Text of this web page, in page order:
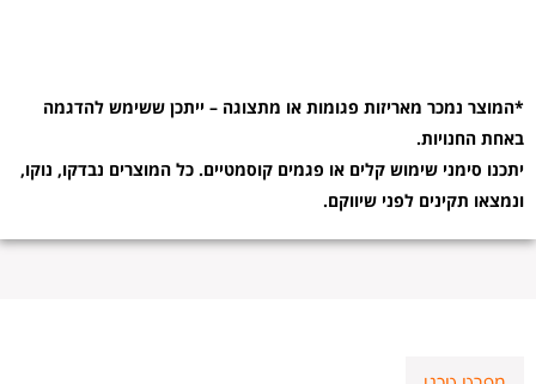
*המוצר נמכר מאריזות פגומות או מתצוגה – ייתכן ששימש להדגמה
באחת החנויות.
יתכנו סימני שימוש קלים או פגמים קוסמטיים. כל המוצרים נבדקו, נוקו,
ונמצאו תקינים לפני שיווקם.